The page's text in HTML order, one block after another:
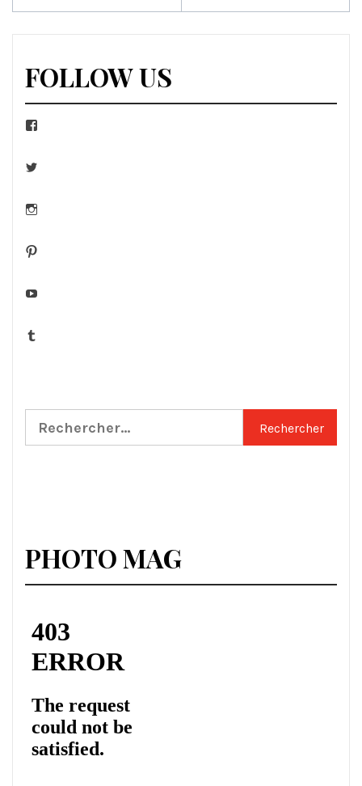
articles
FOLLOW US
Facebook
Twitter
Instagram
Pinterest
YouTube
Tumblr
Rechercher :
PHOTO MAG